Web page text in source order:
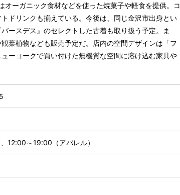
オーガニック食材などを使った焼菓子や軽食を提供。コ
ドリンクも揃えている。今後は、同じ金沢市出身とい
ースデス』のセレクトした古着も取り扱う予定。ま
葉植物なども販売予定だ。店内の空間デザインは「フ
ーヨークで買い付けた無機質な空間に溶け込む家具や
12:00～19:00（アパレル）